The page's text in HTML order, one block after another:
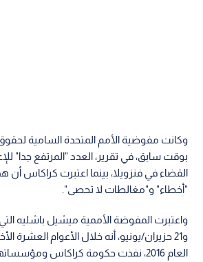
وكانت مفوضية الأمم المتحدة السامية
بوقت سابق، في تقرير، العدد "المرتفع جدا"
القضاء في فنزويلا، بينما اعتبرت كراكاس أن
"أخطاء" و"مغالطات لا تحصى".
و21 حزيران/يونيو، أنه خلال الأعوام العشرة
العام 2016، نفذت حكومة كراكاس